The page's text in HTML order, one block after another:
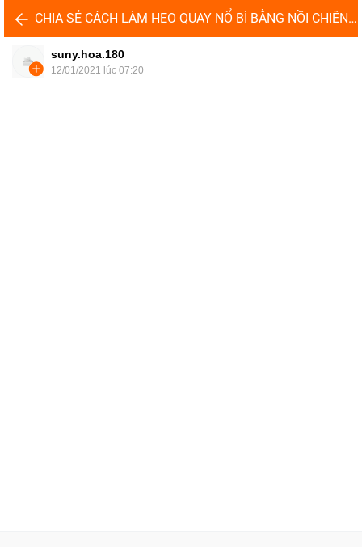
CHIA SẺ CÁCH LÀM HEO QUAY NỔ BÌ BẰNG NỒI CHIÊN KHÔNG DẦU
suny.hoa.180
12/01/2021 lúc 07:20